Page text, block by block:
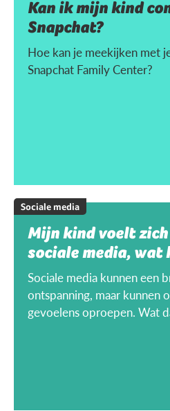
Kan ik mijn kind
Snapchat?
Hoe kan je meekijken met
Snapchat Family Center?
Sociale media
Mijn kind voelt
sociale media, wat
Sociale media kunnen een
ontspanning, maar kunnen
gevoelens oproepen. Wat